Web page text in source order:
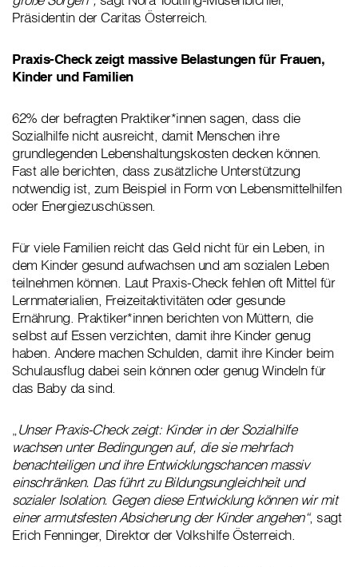
Präsidentin der Caritas Österreich.
Praxis-Check zeigt massive Belastungen für Frauen,
Kinder und Familien
62% der befragten Praktiker*innen sagen, dass die
Sozialhilfe nicht ausreicht, damit Menschen ihre
grundlegenden Lebenshaltungskosten decken können.
Fast alle berichten, dass zusätzliche Unterstützung
notwendig ist, zum Beispiel in Form von Lebensmittelhilfen
oder Energiezuschüssen.
Für viele Familien reicht das Geld nicht für ein Leben, in
dem Kinder gesund aufwachsen und am sozialen Leben
teilnehmen können. Laut Praxis-Check fehlen oft Mittel für
Lernmaterialien, Freizeitaktivitäten oder gesunde
Ernährung. Praktiker*innen berichten von Müttern, die
selbst auf Essen verzichten, damit ihre Kinder genug
haben. Andere machen Schulden, damit ihre Kinder beim
Schulausflug dabei sein können oder genug Windeln für
das Baby da sind.
„Unser Praxis-Check zeigt: Kinder in der Sozialhilfe
wachsen unter Bedingungen auf, die sie mehrfach
benachteiligen und ihre Entwicklungschancen massiv
einschränken. Das führt zu Bildungsungleichheit und
sozialer Isolation. Gegen diese Entwicklung können wir mit
einer armutsfesten Absicherung der Kinder angehen“, sagt
Erich Fenninger, Direktor der Volkshilfe Österreich.